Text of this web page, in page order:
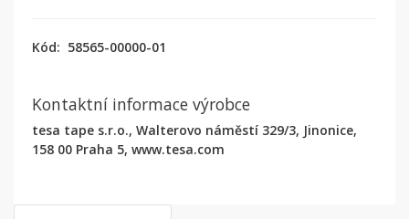
Kód: 58565-00000-01
Kontaktní informace výrobce
tesa tape s.r.o., Walterovo náměstí 329/3, Jinonice,
158 00 Praha 5, www.tesa.com